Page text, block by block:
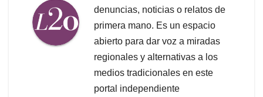
denuncias, noticias o relatos de
primera mano. Es un espacio
abierto para dar voz a miradas
regionales y alternativas a los
medios tradicionales en este
portal independiente